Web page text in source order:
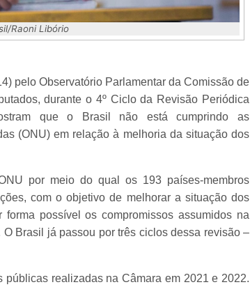
Raoni Libório
pelo Observatório Parlamentar da Comissão de
durante o 4º Ciclo da Revisão Periódica
que o Brasil não está cumprindo as
(ONU) em relação à melhoria da situação dos
por meio do qual os 193 países-membros
com o objetivo de melhorar a situação dos
possível os compromissos assumidos na
Brasil já passou por três ciclos dessa revisão –
realizadas na Câmara em 2021 e 2022.